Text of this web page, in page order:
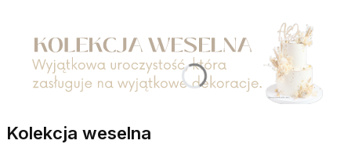
Kolekcja weselna